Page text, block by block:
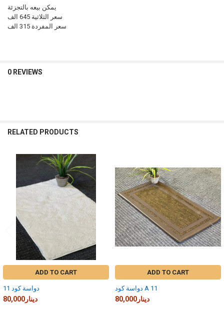
يمكن بيعه بالتجزئة
سعر الثلاثية 645 الف
سعر المفردة 315 الف
0 REVIEWS
RELATED PRODUCTS
Products
ADD TO CART
دواسة كود 11
80,000دينار
ADD TO CART
دواسة كود A 11
80,000دينار